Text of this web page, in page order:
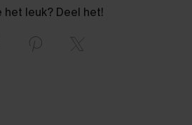
het leuk? Deel het!